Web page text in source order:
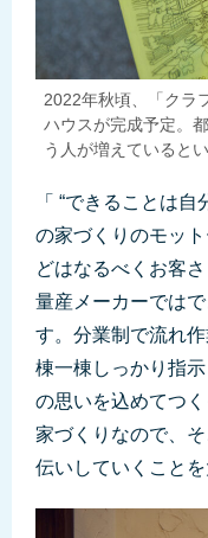
2022年秋頃、「クラ
ハウスが完成予定。
う人が増えているとい
「 “できることは
の家づくりのモッ
どはなるべくお客
量産メーカーでは
す。分業制で流れ
棟一棟しっかり指
の思いを込めてつ
家づくりなので、
伝いしていくことを